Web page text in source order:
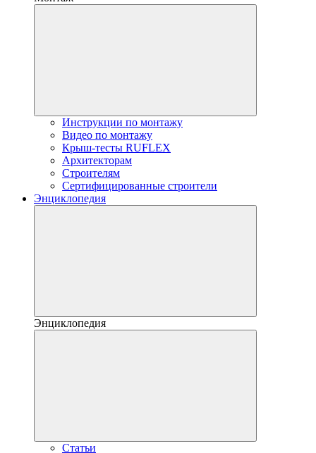
Инструкции по монтажу
Видео по монтажу
Крыш-тесты RUFLEX
Архитекторам
Строителям
Сертифицированные строители
Энциклопедия
Энциклопедия
Статьи